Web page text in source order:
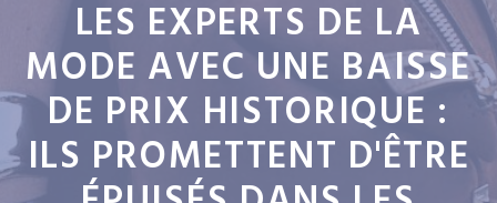
LES EXPERTS DE LA
MODE AVEC UNE BAISSE
DE PRIX HISTORIQUE :
ILS PROMETTENT D'ÊTRE